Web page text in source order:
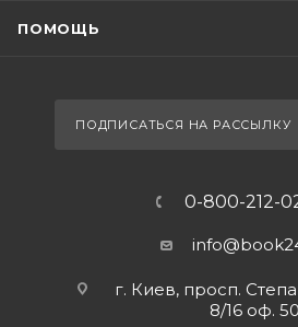
ПОМОЩЬ
ПОДПИСАТЬСЯ НА РАССЫЛКУ
0-800-212-
г. Киев, просп.
8/16 оф.